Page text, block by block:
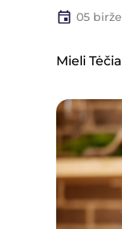
05
Mieli